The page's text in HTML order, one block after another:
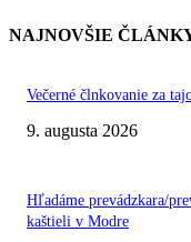
NAJNOVŠIE
Večerné člnkovanie za
9. augusta 2026
Hľadáme prevádzkara/
kaštieli v Modre